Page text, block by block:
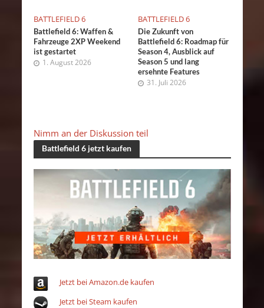
BATTLEFIELD 6
Battlefield 6: Waffen &
Fahrzeuge 2XP Weekend
ist gestartet
1. August 2026
BATTLEFIELD 6
Die Zukunft von
Battlefield 6: Roadmap für
Season 4, Ausblick auf
Season 5 und lang
ersehnte Features
31. Juli 2026
Nimm an der Diskussion teil
Battlefield 6 jetzt kaufen
Jetzt bei Amazon.de kaufen
Jetzt bei Steam kaufen